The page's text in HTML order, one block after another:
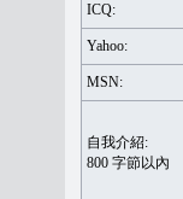
ICQ:
Yahoo:
MSN:
自我介紹:
800 字節以內